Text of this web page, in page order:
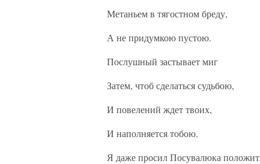
Метаньем в тягостном бреду,
А не придумкою пустою.
Послушный застывает миг
Затем, чтоб сделаться судьбою,
И повелений ждет твоих,
И наполняется тобою.
Я даже просил Посувалюка